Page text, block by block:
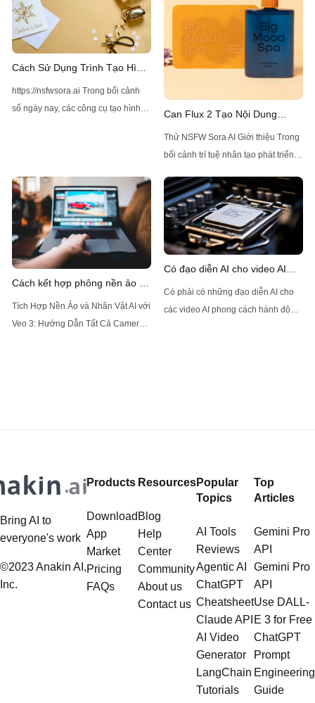
Cách Sử Dụng Trình Tạo Hình
Ảnh Z-Image AI Không Bị Giới
Hạn
https://nsfwsora.ai Trong bối cảnh
số ngày nay, các công cụ tạo hình
đa dạng. Một trong những giải pháp
hàng đầu hiện có là Z-Image AI,
Can Flux 2 Tạo Nội Dung
NSFW Mà Không Bị Giới Hạn
Thử NSFW Sora AI Giới thiệu Trong
bối cảnh trí tuệ nhân tạo phát triển
sự chú ý nhờ khả năng tạo ra hình
ảnh tiên tiến: Flux 2, được phát triển
bởi Black Forest Labs. Flux 2, người
kế nhiệm của
Cách kết hợp phông nền ảo và
nhân vật AI trong Veo 3?
Tích Hợp Nền Ảo và Nhân Vật AI với
Veo 3: Hướng Dẫn Tất Cả Camera
Có đạo diễn AI cho video AI
theo phong cách live-action
không?
Có phải có những đạo diễn AI cho
các video AI phong cách hành động
Bring AI to
everyone's work
©2023 Anakin AI,
Inc.
Products
Download
App
Market
Pricing
FAQs
Resources
Blog
Help
Center
Community
About us
Contact us
Popular
Topics
AI Tools
Reviews
Agentic AI
ChatGPT
Cheatsheet
Claude API
AI Video
Generator
LangChain
Tutorials
Top
Articles
Gemini Pro
API
Gemini Pro
API
Use DALL-
E 3 for Free
ChatGPT
Prompt
Engineering
Guide